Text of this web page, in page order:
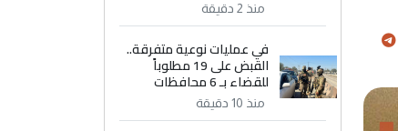
منذ 2 دقيقة
في عمليات نوعية متفرقة..
القبض على 19 مطلوباً
للقضاء بـ 6 محافظات
منذ 10 دقيقة